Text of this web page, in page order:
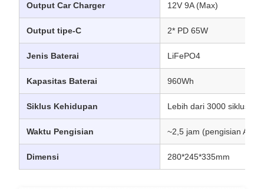
Output Car Charger 12V 9A (Max)
Output tipe-C 2* PD 65W
Jenis Baterai LiFePO4
Kapasitas Baterai 960Wh
Siklus Kehidupan Lebih dari 3000 siklus
Waktu Pengisian ~2,5 jam (pengisian AC,
Dimensi 280*245*335mm